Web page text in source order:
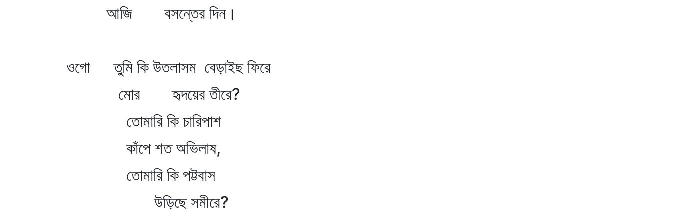
আজি বসন্তের দিন।
ওগো তুমি কি উতলাসম বেড়াইছ ফিরে
মোর হৃদয়ের তীরে?
তোমারি কি চারিপাশ
কাঁপে শত অভিলাষ,
তোমারি কি পট্টবাস
উড়িছে সমীরে?